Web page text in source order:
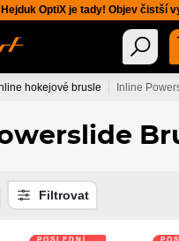
OptiX je tady! Objev čistší
hokejové brusle Inline
Filtrovat
POSLEDNÍ